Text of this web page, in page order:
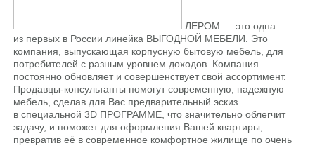
ЛЕРОМ — это одна
из первых в России линейка ВЫГОДНОЙ МЕБЕЛИ. Это
компания, выпускающая корпусную бытовую мебель, для
потребителей с разным уровнем доходов. Компания
постоянно обновляет и совершенствует свой ассортимент.
Продавцы-консультанты помогут современную, надежную
мебель, сделав для Вас предварительный эскиз
в специальной 3D ПРОГРАММЕ, что значительно облегчит
задачу, и поможет для оформления Вашей квартиры,
превратив её в современное комфортное жилище по очень